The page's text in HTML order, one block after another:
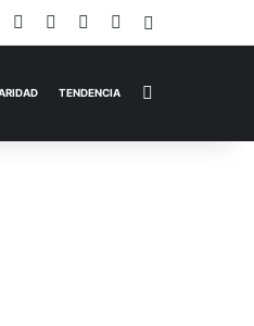
Facebook YouTubeInstagram
TikTok